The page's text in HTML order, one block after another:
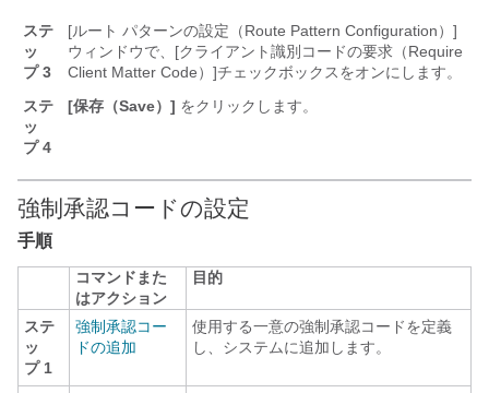
ステ
ッ
プ 3
[ルート パターンの設定（Route Pattern Configuration）]
ウィンドウで、[クライアント識別コードの要求（Require
Client Matter Code）]チェックボックスをオンにします。
ステ
ッ
プ 4
[保存（Save）] をクリックします。
強制承認コードの設定
手順
コマンドまた
はアクション
目的
ステ
ッ
プ 1
強制承認コー
ドの追加
使用する一意の強制承認コードを定義
し、システムに追加します。